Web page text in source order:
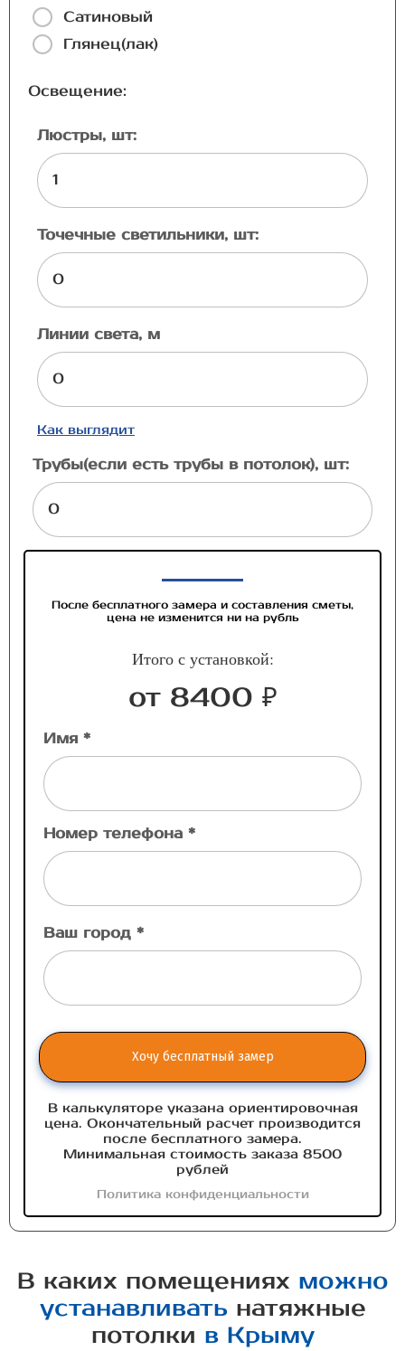
Сатиновый
Глянец(лак)
Освещение:
Люстры, шт:
Точечные светильники, шт:
Линии света, м
Как выглядит
Трубы(если есть трубы в потолок), шт:
После бесплатного замера и составления сметы,
цена не изменится ни на рубль
Итого с установкой:
от 8400 ₽
Имя *
Номер телефона *
Ваш город *
Хочу бесплатный замер
В калькуляторе указана ориентировочная
цена. Окончательный расчет производится
после бесплатного замера.
Минимальная стоимость заказа 8500
рублей
Политика конфиденциальности
В каких помещениях можно
устанавливать натяжные
потолки в Крыму